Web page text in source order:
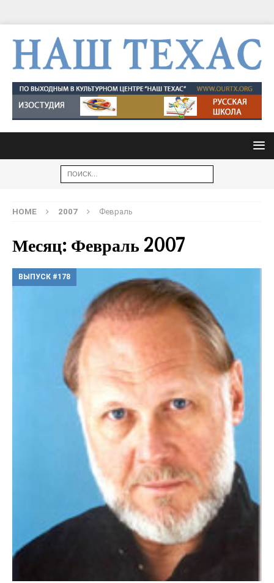
HOME 2007 Февраль
Месяц: Февраль 2007
ВЫПУСК #178